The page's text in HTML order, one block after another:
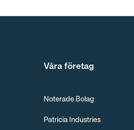
Våra företag
Noterade Bolag
Patricia Industries